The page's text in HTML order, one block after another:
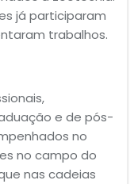
já participaram
trabalhos.
e de pós-
no
no campo do
nas cadeias